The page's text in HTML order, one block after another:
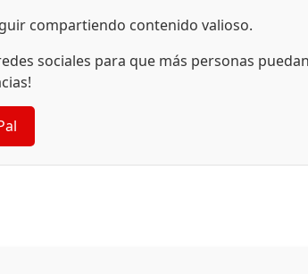
compartiendo contenido valioso.
sociales para que más personas puedan